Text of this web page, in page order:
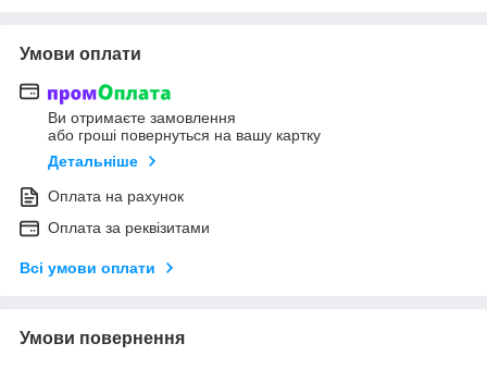
Умови оплати
Ви отримаєте замовлення
або гроші повернуться на вашу картку
Детальніше
Оплата на рахунок
Оплата за реквізитами
Всі умови оплати
Умови повернення